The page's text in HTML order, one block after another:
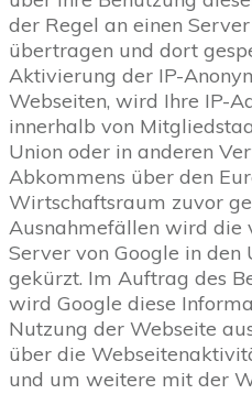
der Regel an einen
übertragen und dort
Aktivierung der IP-
Webseiten, wird Ihre IP-
innerhalb von
Union oder in anderen
Abkommens über den
Wirtschaftsraum zuvor
Ausnahmefällen wird die
Server von Google in
gekürzt. Im Auftrag des
wird Google diese
Nutzung der Webseite
über die
und um weitere mit der